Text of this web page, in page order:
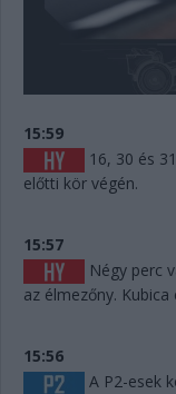
15:59
16, 30 és
előtti kör végén.
15:57
Négy perc
az élmezőny.
15:56
A P2-esek